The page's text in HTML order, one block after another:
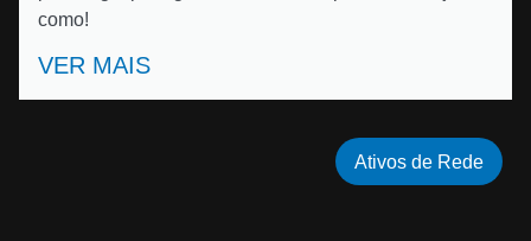
como!
VER MAIS
Ativos de Rede